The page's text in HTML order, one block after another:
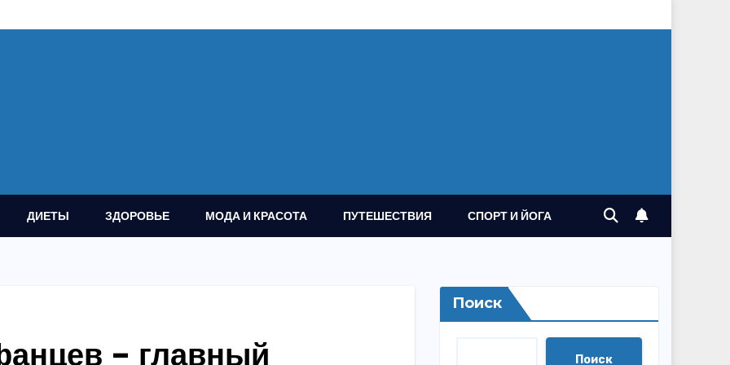
ДИЕТЫ ЗДОРОВЬЕ МОДА И КРАСОТА ПУТЕШЕСТВИЯ СПОРТ И ЙОГА
– главный
Поиск
Поиск